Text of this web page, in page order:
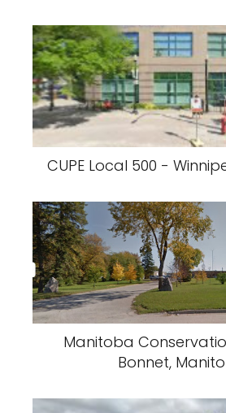
CUPE Local 500 -
Manitoba
Bonnet,